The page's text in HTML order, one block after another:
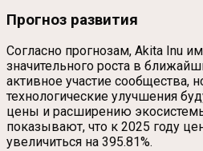
Прогноз развития
Согласно прогнозам, Akita Inu
значительного роста в
активное участие сообщества,
технологические улучшения
цены и расширению
показывают, что к 2025 году
увеличиться на 395.81%.